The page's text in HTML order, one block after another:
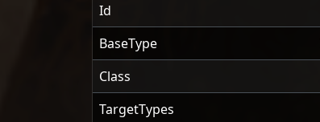
Id
BaseType
Class
TargetTypes